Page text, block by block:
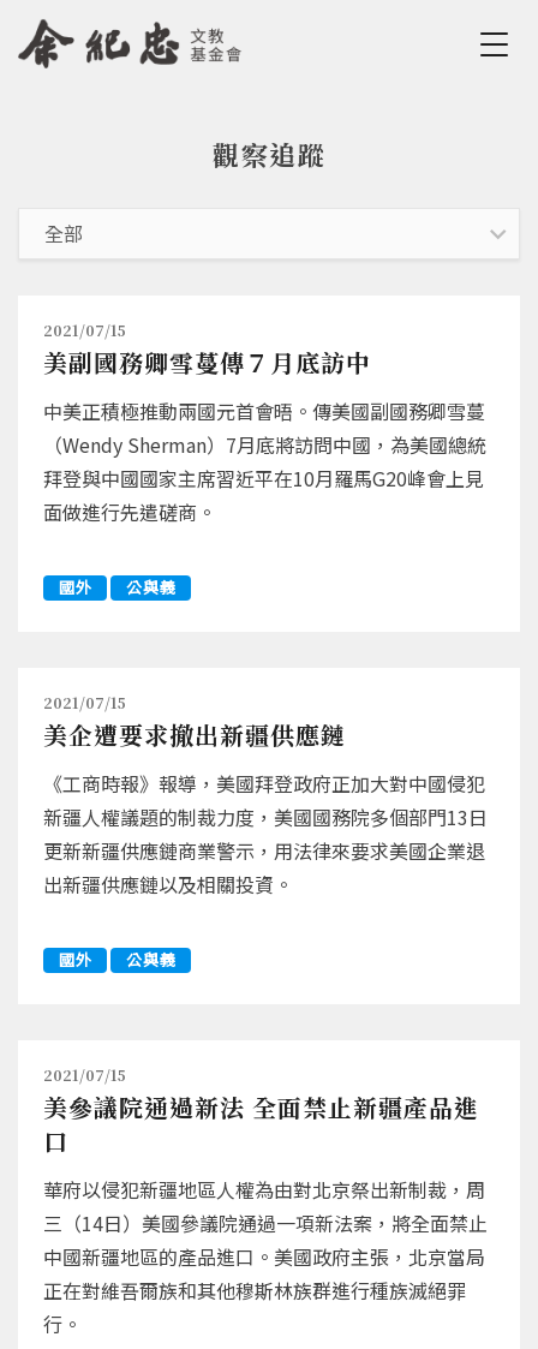
Jump to Navigation
Jump to Main content
觀察追蹤
2021/07/15
美副國務卿雪蔓傳７月底訪中
中美正積極推動兩國元首會晤。傳美國副國務卿雪蔓
（Wendy Sherman）7月底將訪問中國，為美國總統
拜登與中國國家主席習近平在10月羅馬G20峰會上見
面做進行先遣磋商。
國外 公與義
2021/07/15
美企遭要求撤出新疆供應鏈
《工商時報》報導，美國拜登政府正加大對中國侵犯
新疆人權議題的制裁力度，美國國務院多個部門13日
更新新疆供應鏈商業警示，用法律來要求美國企業退
出新疆供應鏈以及相關投資。
國外 公與義
2021/07/15
美參議院通過新法 全面禁止新疆產品進
口
華府以侵犯新疆地區人權為由對北京祭出新制裁，周
三（14日）美國參議院通過一項新法案，將全面禁止
中國新疆地區的產品進口。美國政府主張，北京當局
正在對維吾爾族和其他穆斯林族群進行種族滅絕罪
行。